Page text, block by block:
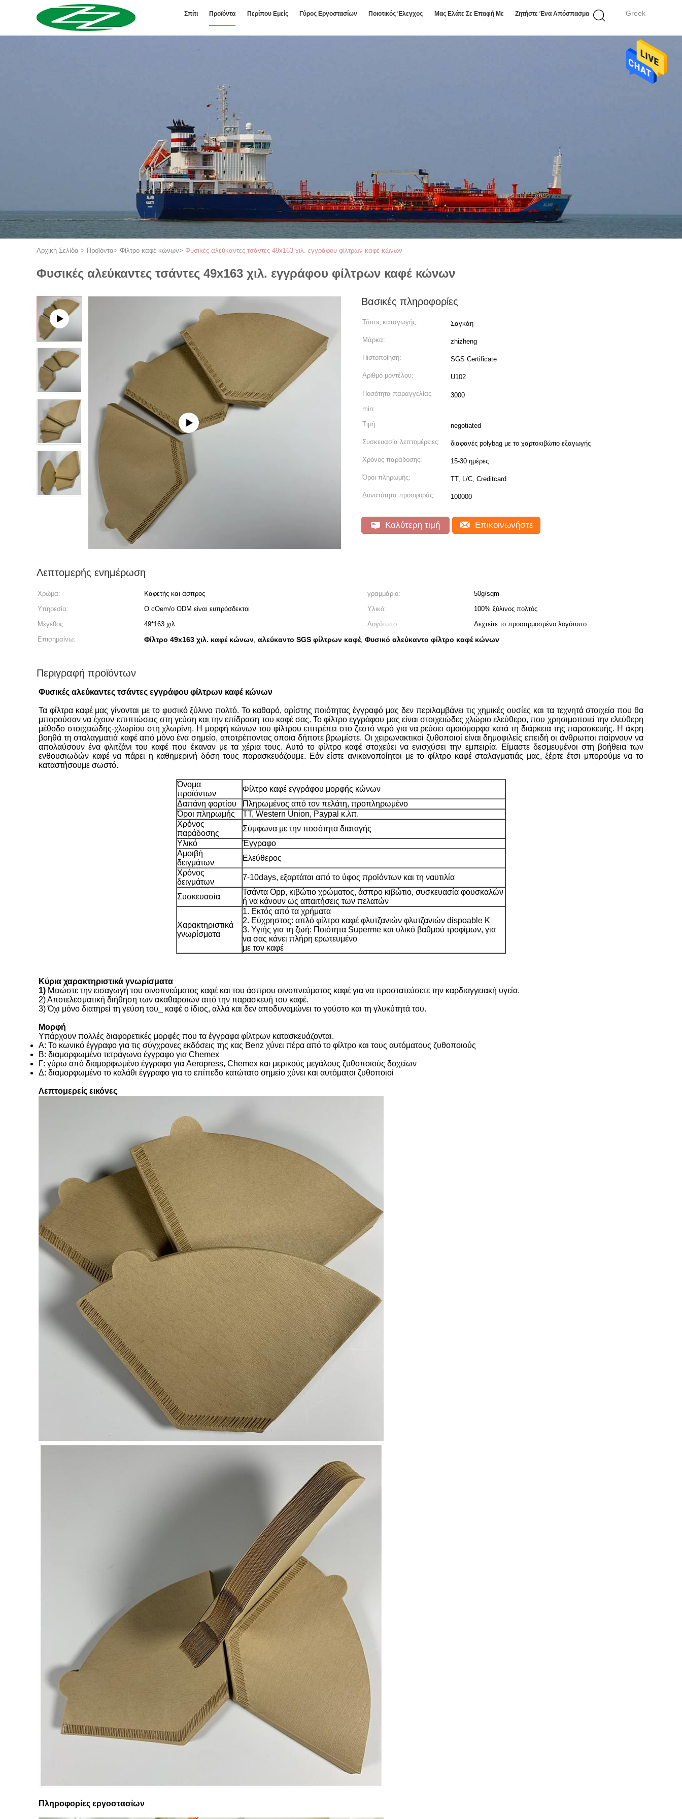
Greek
Σπίτι Προϊόντα Περίπου Εμείς Γύρος Εργοστασίων Ποιοτικός Έλεγχος Μας Ελάτε Σε Επαφή Με Ζητήστε Ένα Απόσπασμα
Αρχική Σελίδα > Προϊόντα> Φίλτρο καφέ κώνων> Φυσικές αλεύκαντες τσάντες 49x163 χιλ. εγγράφου φίλτρων καφέ κώνων
Φυσικές αλεύκαντες τσάντες 49x163 χιλ. εγγράφου φίλτρων καφέ κώνων
Βασικές πληροφορίες
Τόπος καταγωγής: Σαγκάη
Μάρκα: zhizheng
Πιστοποίηση: SGS Certificate
Αριθμό μοντέλου: U102
Ποσότητα παραγγελίας
min:
3000
Τιμή: negotiated
Συσκευασία λεπτομέρειες: διαφανές polybag με το χαρτοκιβώτιο εξαγωγής
Χρόνος παράδοσης: 15-30 ημέρες
Όροι πληρωμής: TT, L/C, Creditcard
Δυνατότητα προσφοράς: 100000
Καλύτερη τιμή Επικοινωνήστε
Λεπτομερής ενημέρωση
Χρώμα: Καφετής και άσπρος γραμμάριο:
50g/sqm
Υπηρεσία:
Ο cOem/ο ODM είναι ευπρόσδεκτοι Υλικό:
100% ξύλινος πολτός
Μέγεθος:
49*163 χιλ. Λογότυπο:
Δεχτείτε το προσαρμοσμένο λογότυπο
Επισημαίνω:
Φίλτρο 49x163 χιλ. καφέ κώνων, αλεύκαντο SGS φίλτρων καφέ, Φυσικό αλεύκαντο φίλτρο καφέ κώνων
Περιγραφή προϊόντων
Φυσικές αλεύκαντες τσάντες εγγράφου φίλτρων καφέ κώνων
Τα φίλτρα καφέ μας γίνονται με το φυσικό ξύλινο πολτό. Το καθαρό, αρίστης ποιότητας έγγραφό μας δεν περιλαμβάνει τις χημικές ουσίες και τα τεχνητά στοιχεία που θα
μπορούσαν να έχουν επιπτώσεις στη γεύση και την επίδραση του καφέ σας. Το φίλτρο εγγράφου μας είναι στοιχειώδες χλώριο ελεύθερο, που χρησιμοποιεί την ελεύθερη
μέθοδο στοιχειώδης-χλωρίου στη χλωρίνη. Η μορφή κώνων του φίλτρου επιτρέπει στο ζεστό νερό για να ρεύσει ομοιόμορφα κατά τη διάρκεια της παρασκευής. Η άκρη
βοηθά τη σταλαγματιά καφέ από μόνο ένα σημείο, αποτρέποντας οποια δήποτε βρωμίστε. Οι χειρωνακτικοί ζυθοποιοί είναι δημοφιλείς επειδή οι άνθρωποι παίρνουν να
απολαύσουν ένα φλιτζάνι του καφέ που έκαναν με τα χέρια τους. Αυτό το φίλτρο καφέ στοχεύει να ενισχύσει την εμπειρία. Είμαστε δεσμευμένοι στη βοήθεια των
ενθουσιωδών καφέ να πάρει η καθημερινή δόση τους παρασκευάζουμε. Εάν είστε ανικανοποίητοι με το φίλτρο καφέ σταλαγματιάς μας, ξέρτε έτσι μπορούμε να το
καταστήσουμε σωστό.
Όνομα
προϊόντων
Φίλτρο καφέ εγγράφου μορφής κώνων
Δαπάνη φορτίου
Πληρωμένος από τον πελάτη, προπληρωμένο
Όροι πληρωμής
TT, Western Union, Paypal κ.λπ.
Χρόνος
παράδοσης
Σύμφωνα με την ποσότητα διαταγής
Υλικό
Έγγραφο
Αμοιβή
δειγμάτων
Ελεύθερος
Χρόνος
δειγμάτων
7-10days, εξαρτάται από το ύφος προϊόντων και τη ναυτιλία
Συσκευασία
Τσάντα Opp, κιβώτιο χρώματος, άσπρο κιβώτιο, συσκευασία φουσκαλών
ή να κάνουν ως απαιτήσεις των πελατών
Χαρακτηριστικά
γνωρίσματα
1. Εκτός από τα χρήματα
2. Εύχρηστος: απλό φίλτρο καφέ φλυτζανιών φλυτζανιών dispoable Κ
3. Υγιής για τη ζωή: Ποιότητα Superme και υλικό βαθμού τροφίμων, για
να σας κάνει πλήρη ερωτευμένο
με τον καφέ
Κύρια χαρακτηριστικά γνωρίσματα
1) Μειώστε την εισαγωγή του οινοπνεύματος καφέ και του άσπρου οινοπνεύματος καφέ για να προστατεύσετε την καρδιαγγειακή υγεία.
2) Αποτελεσματική διήθηση των ακαθαρσιών από την παρασκευή του καφέ.
3) Όχι μόνο διατηρεί τη γεύση του_ καφέ ο ίδιος, αλλά και δεν αποδυναμώνει το γούστο και τη γλυκύτητά του.
Μορφή
Υπάρχουν πολλές διαφορετικές μορφές που τα έγγραφα φίλτρων κατασκευάζονται.
Α: Το κωνικό έγγραφο για τις σύγχρονες εκδόσεις της κας Benz χύνει πέρα από το φίλτρο και τους αυτόματους ζυθοποιούς
Β: διαμορφωμένο τετράγωνο έγγραφο για Chemex
Γ: γύρω από διαμορφωμένο έγγραφο για Aeropress, Chemex και μερικούς μεγάλους ζυθοποιούς δοχείων
Δ: διαμορφωμένο το καλάθι έγγραφο για το επίπεδο κατώτατο σημείο χύνει και αυτόματοι ζυθοποιοί
Λεπτομερείς εικόνες
Πληροφορίες εργοστασίων